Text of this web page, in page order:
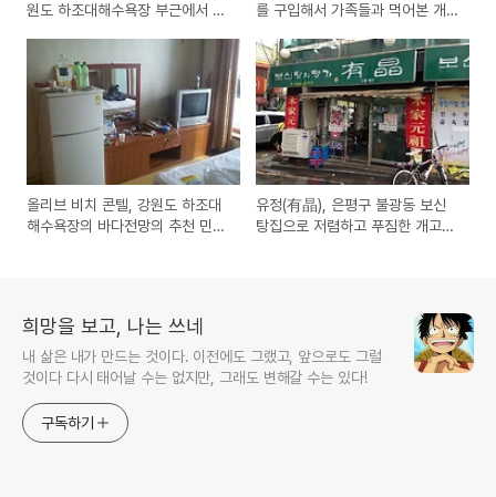
원도 하조대해수욕장 부근에서 열
를 구입해서 가족들과 먹어본 개
올리브 비치 콘텔, 강원도 하조대
해수욕장의 바다전망의 추천 민박
유정(有晶), 은평구 불광동 보신
탕집으로 저렴하고 푸짐한 개고기
희망을 보고, 나는 쓰네
내 삶은 내가 만드는 것이다. 이전에도 그랬고, 앞으로도 그럴
것이다 다시 태어날 수는 없지만, 그래도 변해갈 수는 있다!
구독하기